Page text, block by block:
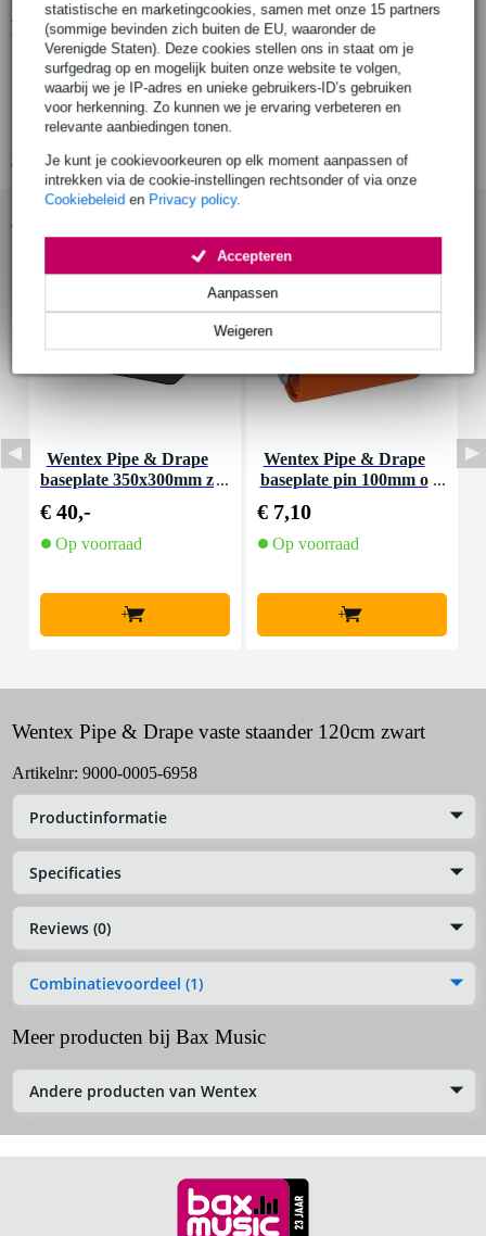
statistische en marketingcookies, samen met onze 15 partners
(sommige bevinden zich buiten de EU, waaronder de
Verenigde Staten). Deze cookies stellen ons in staat om je
surfgedrag op en mogelijk buiten onze website te volgen,
waarbij we je IP-adres en unieke gebruikers-ID’s gebruiken
voor herkenning. Zo kunnen we je ervaring verbeteren en
relevante aanbiedingen tonen.
Je kunt je cookievoorkeuren op elk moment aanpassen of
intrekken via de cookie-instellingen rechtsonder of via onze
Cookiebeleid en Privacy policy.
Weigeren
Aanpassen
Accepteren
Productinformatie
vaste staander ('fixed upright')
kleur: zwart, gepoedercoat
voor: Wentex Pipe & Drape-systeem
Bekijk alle productspecificaties
Wentex Pipe & Drape
baseplate 350x300mm z
€ 40,-
Op voorraad
+
Wentex Pipe & Drape
baseplate pin 100mm o
€ 7,10
Op voorraad
+
Wentex Pipe & Drape vaste staander 120cm zwart
Artikelnr: 9000-0005-6958
Productinformatie
Specificaties
Reviews (0)
Combinatievoordeel (1)
Meer producten bij Bax Music
Andere producten van Wentex